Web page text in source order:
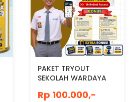
PAKET TRYOUT
SEKOLAH WARDAYA
Rp 100.000,-